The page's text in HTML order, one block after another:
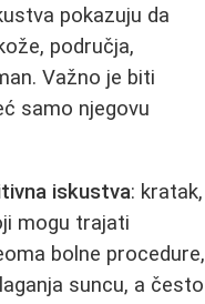
pokazuju da
područja,
Važno je biti
samo njegovu
iskustva: kratak,
mogu trajati
bolne procedure,
suncu, a često